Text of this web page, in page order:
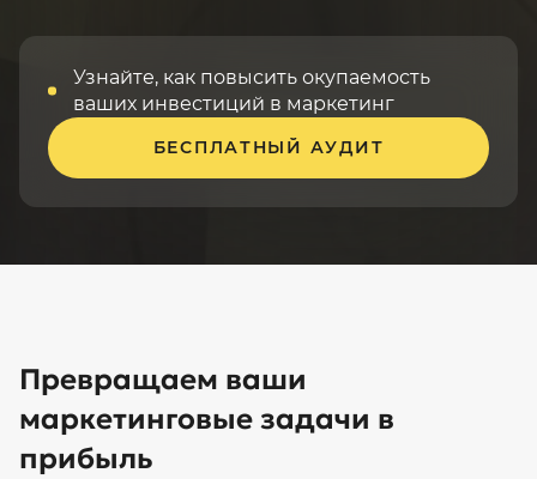
Узнайте, как повысить окупаемость
ваших инвестиций в маркетинг
БЕСПЛАТНЫЙ АУДИТ
Превращаем ваши
маркетинговые задачи в
прибыль